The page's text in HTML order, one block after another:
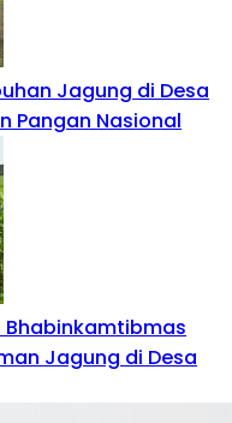
Jagung di Desa
Pangan Nasional
Bhabinkamtibmas
Jagung di Desa